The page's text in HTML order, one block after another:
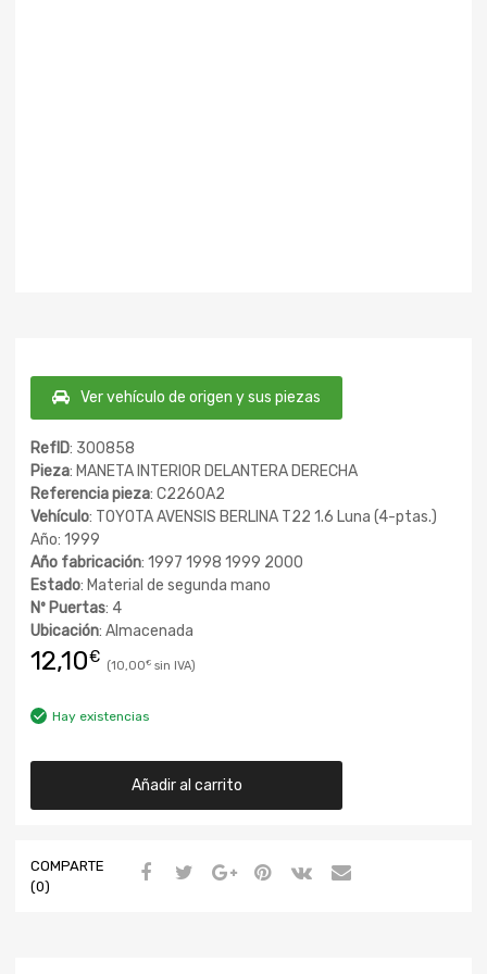
Ver vehículo de origen y sus piezas
RefID: 300858
Pieza: MANETA INTERIOR DELANTERA DERECHA
Referencia pieza: C2260A2
Vehículo: TOYOTA AVENSIS BERLINA T22 1.6 Luna (4-ptas.)
Año: 1999
Año fabricación: 1997 1998 1999 2000
Estado: Material de segunda mano
Nº Puertas: 4
Ubicación: Almacenada
12,10€ 10,00€
Hay existencias
Añadir al carrito
COMPARTE
(0)